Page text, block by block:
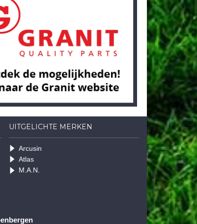
UITGELICHTE MERKEN
Arcusin
Atlas
M.A.N.